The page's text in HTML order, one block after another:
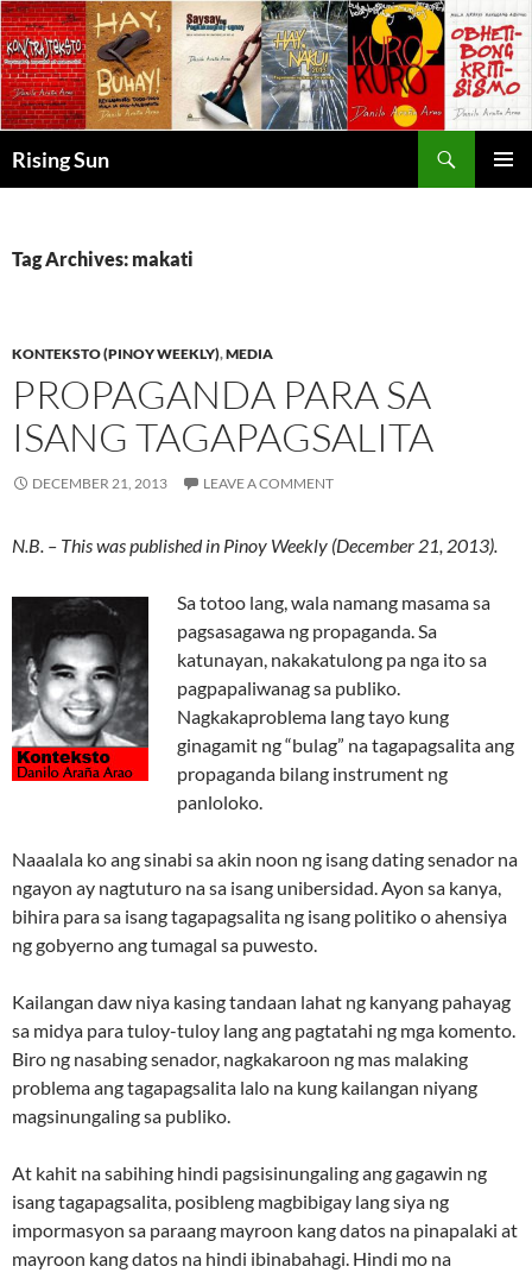
Skip
to
content
Rising Sun
Tag Archives: makati
KONTEKSTO (PINOY WEEKLY),MEDIA
PROPAGANDA PARA SA
ISANG TAGAPAGSALITA
DECEMBER 21, 2013 LEAVE A COMMENT
N.B. – This was published in Pinoy Weekly (December 21, 2013).
Sa totoo lang, wala namang masama sa
pagsasagawa ng propaganda. Sa
katunayan, nakakatulong pa nga ito sa
pagpapaliwanag sa publiko.
Nagkakaproblema lang tayo kung
ginagamit ng “bulag” na tagapagsalita ang
propaganda bilang instrument ng
panloloko.
Naaalala ko ang sinabi sa akin noon ng isang dating senador na
ngayon ay nagtuturo na sa isang unibersidad. Ayon sa kanya,
bihira para sa isang tagapagsalita ng isang politiko o ahensiya
ng gobyerno ang tumagal sa puwesto.
Kailangan daw niya kasing tandaan lahat ng kanyang pahayag
sa midya para tuloy-tuloy lang ang pagtatahi ng mga komento.
Biro ng nasabing senador, nagkakaroon ng mas malaking
problema ang tagapagsalita lalo na kung kailangan niyang
magsinungaling sa publiko.
At kahit na sabihing hindi pagsisinungaling ang gagawin ng
isang tagapagsalita, posibleng magbibigay lang siya ng
impormasyon sa paraang mayroon kang datos na pinapalaki at
mayroon kang datos na hindi ibinabahagi. Hindi mo na